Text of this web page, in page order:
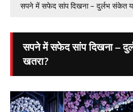
सपने में सफेद सांप दिखना – दुर्लभ संकेत या
सपने में सफेद सांप दिखना –
खतरा?